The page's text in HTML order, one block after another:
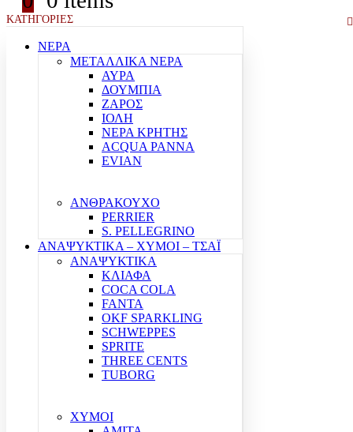
ΚΑΤΗΓΟΡΙΕΣ
ΝΕΡΑ
ΜΕΤΑΛΛΙΚΑ ΝΕΡΑ
ΑΥΡΑ
ΔΟΥΜΠΙΑ
ΖΑΡΟΣ
ΙΟΛΗ
ΝΕΡΑ ΚΡΗΤΗΣ
ACQUA PANNA
EVIAN
ΑΝΘΡΑΚΟΥΧΟ
PERRIER
S. PELLEGRINO
ΑΝΑΨΥΚΤΙΚΑ – ΧΥΜΟΙ – ΤΣΑΪ
ΑΝΑΨΥΚΤΙΚΑ
ΚΛΙΑΦΑ
COCA COLA
FANTA
OKF SPARKLING
SCHWEPPES
SPRITE
THREE CENTS
TUBORG
ΧΥΜΟΙ